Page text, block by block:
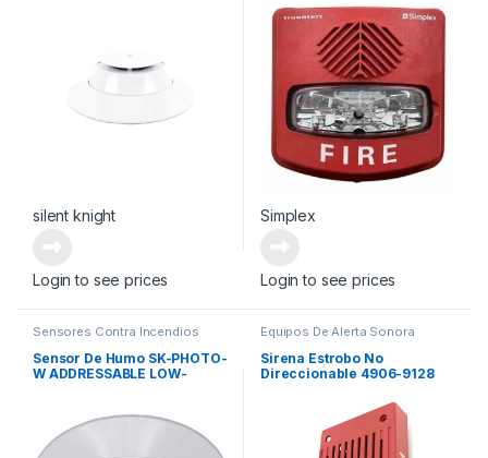
silent knight
Login to see prices
Simplex
Login to see prices
Sensores Contra Incendios
Sensor De Humo SK-PHOTO-
W ADDRESSABLE LOW-
Equipos De Alerta Sonora
Sirena Estrobo No
Direccionable 4906-9128